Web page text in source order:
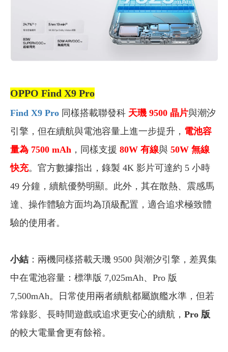
OPPO Find X9 Pro
Find X9 Pro 同樣搭載聯發科 天璣 9500 晶片與潮汐
引擎，但在續航與電池容量上進一步提升， 電池容
量為 7500 mAh ，同樣支援 80W 有線與 50W 無線
快充。官方數據指出，錄製 4K 影片可達約 5 小時
49 分鐘，續航優勢明顯。此外，其在散熱、震感馬
達、操作體驗方面均為頂級配置，適合追求極致體
驗的使用者。
小結 ：兩機同樣搭載天璣 9500 與潮汐引擎，差異集
中在電池容量：標準版 7,025mAh、Pro 版
7,500mAh。日常使用兩者續航都屬旗艦水準，但若
常錄影、長時間遊戲或追求更安心的續航， Pro 版
的較大電量會更有餘裕。